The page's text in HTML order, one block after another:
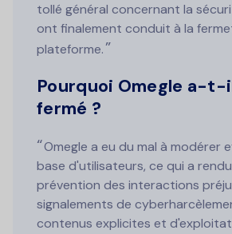
tollé général concernant la
ont finalement conduit à la
plateforme.
Pourquoi Omegle a-t-
fermé ?
Omegle a eu du mal à modérer
base d'utilisateurs, ce qui a
prévention des interactions
signalements de
contenus explicites et